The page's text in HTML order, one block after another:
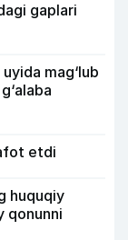
gaplari
mag‘lub
etdi
huquqiy
qonunni